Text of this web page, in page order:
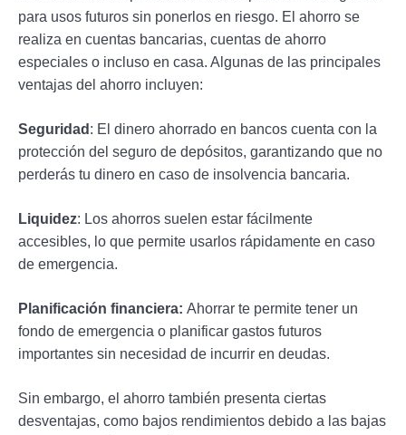
para usos futuros sin ponerlos en riesgo. El ahorro se
realiza en cuentas bancarias, cuentas de ahorro
especiales o incluso en casa. Algunas de las principales
ventajas del ahorro incluyen:
Seguridad : El dinero ahorrado en bancos cuenta con la
protección del seguro de depósitos, garantizando que no
perderás tu dinero en caso de insolvencia bancaria.
Liquidez: Los ahorros suelen estar fácilmente
accesibles, lo que permite usarlos rápidamente en caso
de emergencia.
Planificación financiera: Ahorrar te permite tener un
fondo de emergencia o planificar gastos futuros
importantes sin necesidad de incurrir en deudas.
Sin embargo, el ahorro también presenta ciertas
desventajas, como bajos rendimientos debido a las bajas